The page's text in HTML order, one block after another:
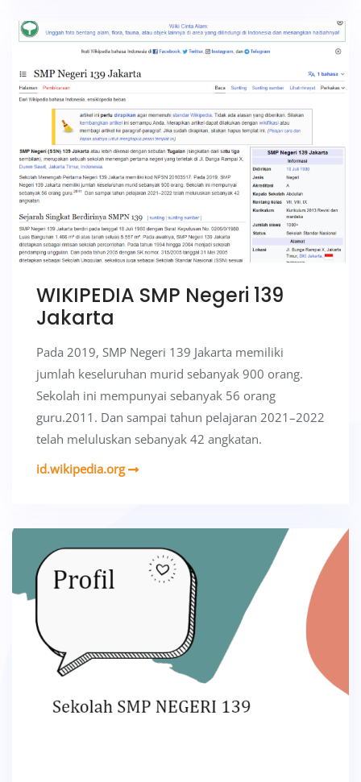
WIKIPEDIA SMP Negeri 139
Jakarta
Pada 2019, SMP Negeri 139 Jakarta memiliki
jumlah keseluruhan murid sebanyak 900 orang.
Sekolah ini mempunyai sebanyak 56 orang
guru.2011. Dan sampai tahun pelajaran 2021–2022
telah meluluskan sebanyak 42 angkatan.
id.wikipedia.org